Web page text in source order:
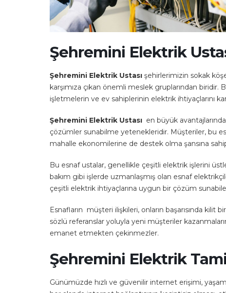
Şehremini Elektrik
Şehremini Elektrik Ustası şehirlerimizin sokak
karşımıza çıkan önemli meslek gruplarından
işletmelerin ve ev sahiplerinin elektrik ihtiyaçlarını
Şehremini Elektrik Ustası en büyük
çözümler sunabilme yetenekleridir. Müşteriler, bu
mahalle ekonomilerine de destek olma şansına
Bu esnaf ustalar, genellikle çeşitli elektrik işlerini
bakım gibi işlerde uzmanlaşmış olan esnaf
çeşitli elektrik ihtiyaçlarına uygun bir çözüm
Esnafların müşteri ilişkileri, onların başarısında kilit
sözlü referanslar yoluyla yeni müşteriler
emanet etmekten çekinmezler.
Şehremini Elektrik
Günümüzde hızlı ve güvenilir internet erişimi,